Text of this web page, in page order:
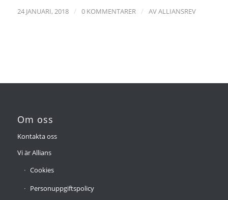
24 JANUARI, 2018 / 0 KOMMENTARER / AVALLIANSREV
Om oss
Kontakta oss
Vi är Allians
Cookies
Personuppgiftspolicy